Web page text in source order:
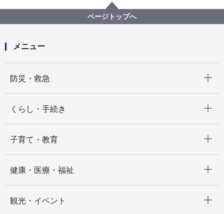
ページトップへ
メニュー
防災・救急
くらし・手続き
子育て・教育
健康・医療・福祉
観光・イベント